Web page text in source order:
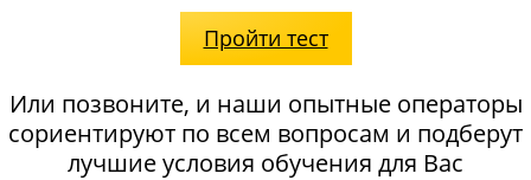
Пройти тест
Или позвоните, и наши опытные операторы
сориентируют по всем вопросам и подберут
лучшие условия обучения для Вас